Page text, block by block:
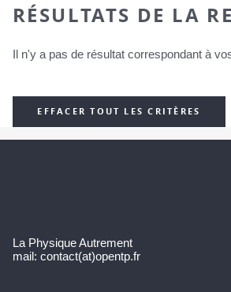
RÉSULTATS DE LA
Il n'y a pas de résultat correspondant à
EFFACER TOUT LES CRITÈRES
La Physique Autrement
mail: contact(at)opentp.fr